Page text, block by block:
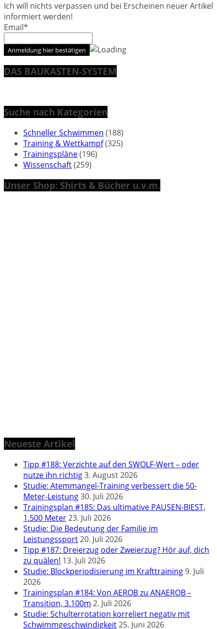
Ich will nichts verpassen und bei Erscheinen neuer Artikel
informiert werden!
Email*
DAS BAUKASTEN-SYSTEM
Suche nach Kategorien
Schneller Schwimmen (188)
Training & Wettkampf(325)
Trainingspläne(196)
Wissenschaft(259)
Unser Shop: Shirts & Bücher u.v.m.
Neueste Artikel
Tipp #188: Verzichte auf den SWOLF-Wert – oder
nutze ihn richtig3. August 2026
Studie: Atemmangel-Training verbessert die 50-
Meter-Leistung30. Juli 2026
Trainingsplan #185: Das ultimative PAUSEN-BIEST,
1.500 Meter23. Juli 2026
Studie: Die Bedeutung der Familie im
Leistungssport20. Juli 2026
Tipp #187: Dreierzug oder Zweierzug? Hör auf, dich
zu quälen! 13. Juli 2026
Studie: Blockperiodisierung im Krafttraining9. Juli
2026
Trainingsplan #184: Von AEROB zu ANAEROB –
Transition, 3.100m 2. Juli 2026
Studie: Schulterrotation korreliert negativ mit
Schwimmgeschwindigkeit25. Juni 2026